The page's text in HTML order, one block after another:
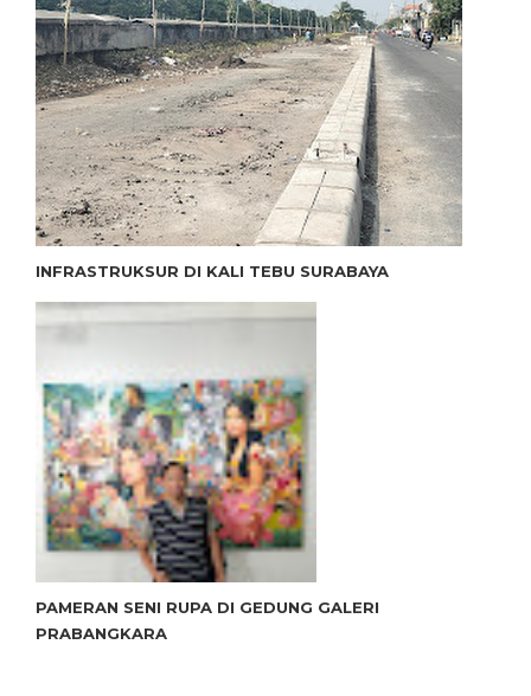
INFRASTRUKSUR DI KALI TEBU SURABAYA
PAMERAN SENI RUPA DI GEDUNG GALERI
PRABANGKARA